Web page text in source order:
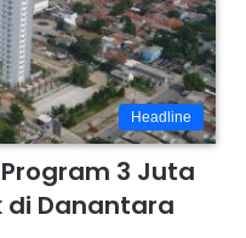
Headline
Program 3 Juta
di Danantara